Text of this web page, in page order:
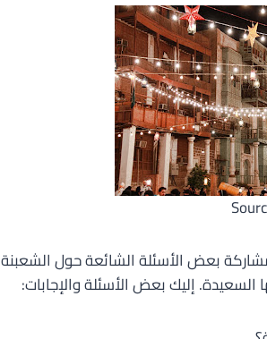
بعض الأسئلة الشائعة حول الشعبنة
السعيدة. إليك بعض الأسئلة والإجابات: